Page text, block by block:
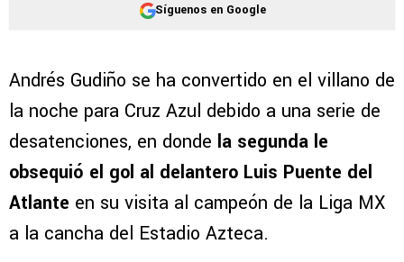
Síguenos en Google
Andrés Gudiño se ha convertido en el villano de
la noche para Cruz Azul debido a una serie de
desatenciones, en donde la segunda le
obsequió el gol al delantero Luis Puente del
Atlante en su visita al campeón de la Liga MX
a la cancha del Estadio Azteca.